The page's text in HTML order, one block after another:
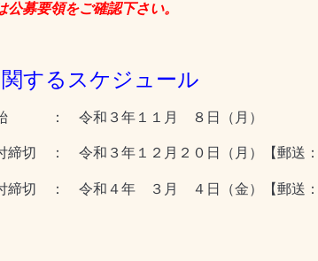
募要領をご確認下さい。
するスケジュール
始 ： 令和３年１１月 ８日（月）
締切 ： 令和３年１２月２０日（月）【郵送：
締切 ： 令和４年 ３月 ４日（金）【郵送：